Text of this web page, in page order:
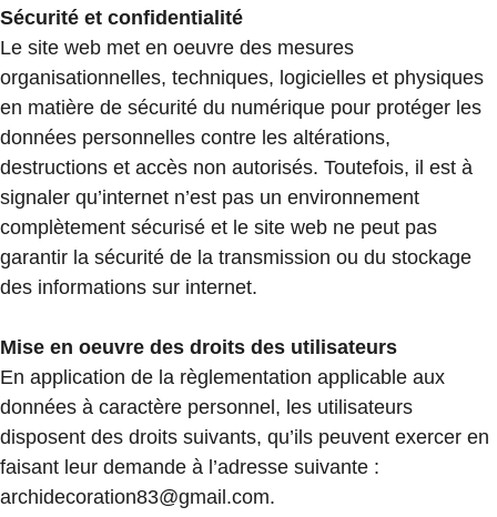
Sécurité et confidentialité
Le site web met en oeuvre des mesures
organisationnelles, techniques, logicielles et physiques
en matière de sécurité du numérique pour protéger les
données personnelles contre les altérations,
destructions et accès non autorisés. Toutefois, il est à
signaler qu’internet n’est pas un environnement
complètement sécurisé et le site web ne peut pas
garantir la sécurité de la transmission ou du stockage
des informations sur internet.
Mise en oeuvre des droits des utilisateurs
En application de la règlementation applicable aux
données à caractère personnel, les utilisateurs
disposent des droits suivants, qu’ils peuvent exercer en
faisant leur demande à l’adresse suivante :
archidecoration83@gmail.com.